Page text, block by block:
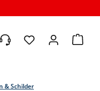
Du hast 0
& Schilder